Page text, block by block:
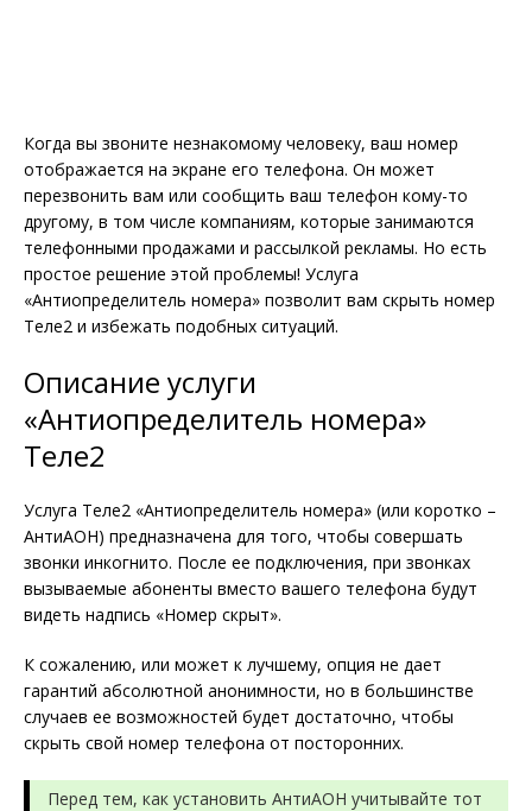
Когда вы звоните незнакомому человеку, ваш номер
отображается на экране его телефона. Он может
перезвонить вам или сообщить ваш телефон кому-то
другому, в том числе компаниям, которые занимаются
телефонными продажами и рассылкой рекламы. Но есть
простое решение этой проблемы! Услуга
«Антиопределитель номера» позволит вам скрыть номер
Теле2 и избежать подобных ситуаций.
Описание услуги
«Антиопределитель номера»
Теле2
Услуга Теле2 «Антиопределитель номера» (или коротко –
АнтиАОН) предназначена для того, чтобы совершать
звонки инкогнито. После ее подключения, при звонках
вызываемые абоненты вместо вашего телефона будут
видеть надпись «Номер скрыт».
К сожалению, или может к лучшему, опция не дает
гарантий абсолютной анонимности, но в большинстве
случаев ее возможностей будет достаточно, чтобы
скрыть свой номер телефона от посторонних.
Перед тем, как установить АнтиАОН учитывайте тот